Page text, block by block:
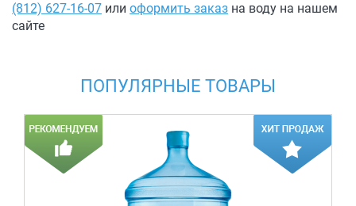
(812) 627-16-07 или оформить заказ на воду на нашем
сайте
ПОПУЛЯРНЫЕ ТОВАРЫ